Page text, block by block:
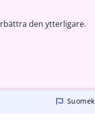
den ytterligare.